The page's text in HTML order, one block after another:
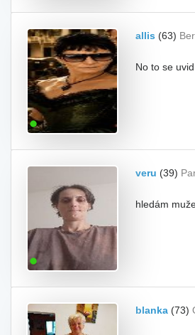
allis (63)
No to se
veru (39)
hledám
blanka (73)